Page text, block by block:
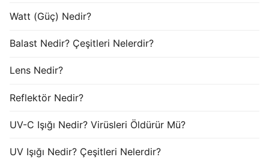
Watt (Güç) Nedir?
Balast Nedir? Çeşitleri Nelerdir?
Lens Nedir?
Reflektör Nedir?
UV-C Işığı Nedir? Virüsleri Öldürür Mü?
UV Işığı Nedir? Çeşitleri Nelerdir?